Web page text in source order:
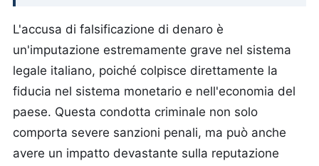
L'accusa di falsificazione di denaro è
un'imputazione estremamente grave nel sistema
legale italiano, poiché colpisce direttamente la
fiducia nel sistema monetario e nell'economia del
paese. Questa condotta criminale non solo
comporta severe sanzioni penali, ma può anche
avere un impatto devastante sulla reputazione